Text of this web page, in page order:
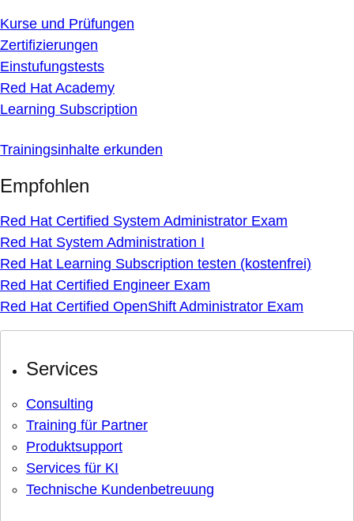
Kurse und Prüfungen
Zertifizierungen
Einstufungstests
Red Hat Academy
Learning Subscription
Trainingsinhalte erkunden
Empfohlen
Red Hat Certified System Administrator Exam
Red Hat System Administration I
Red Hat Learning Subscription testen (kostenfrei)
Red Hat Certified Engineer Exam
Red Hat Certified OpenShift Administrator Exam
Services
Consulting
Training für Partner
Produktsupport
Services für KI
Technische Kundenbetreuung